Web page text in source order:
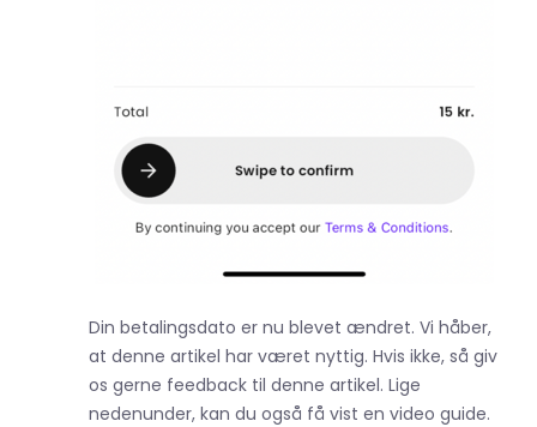
Din betalingsdato er nu blevet ændret. Vi håber,
at denne artikel har været nyttig. Hvis ikke, så giv
os gerne feedback til denne artikel. Lige
nedenunder, kan du også få vist en video guide.